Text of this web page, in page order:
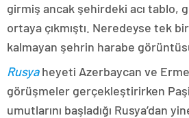
girmiş ancak şehirdeki acı tablo,
ortaya çıkmıştı. Neredeyse tek
kalmayan şehrin harabe
Rusyaheyeti Azerbaycan ve
görüşmeler gerçekleştirirken
umutlarını başladığı Rusya’dan